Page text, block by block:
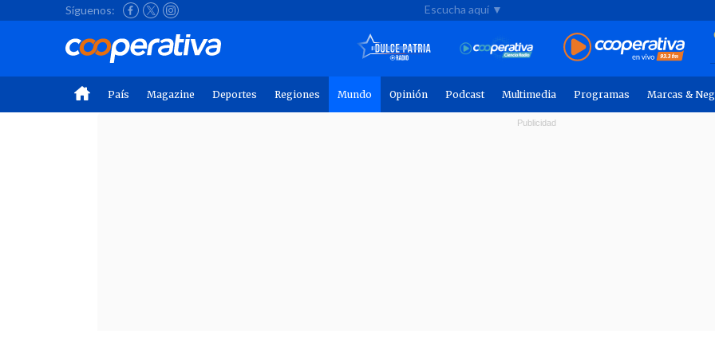
Síguenos: Escucha aquí ▼
País Magazine Deportes Regiones Mundo Opinión Podcast Multimedia Programas Marcas &